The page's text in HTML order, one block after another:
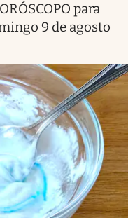
para
9 de agosto